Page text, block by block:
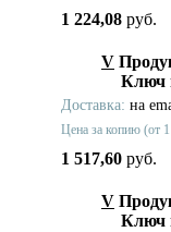
1 224,08 руб.
V
Ключ
Доставка: на
Цена за копию (от
1 517,60 руб.
V
Ключ